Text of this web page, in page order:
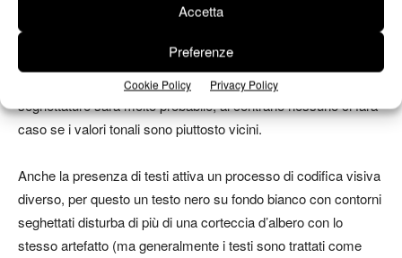
Accetta
Preferenze
Cookie Policy Privacy Policy
È una logica prosecuzione del punto precedente. Se i
microdettagli sono molto contrastati (ad esempio ciocche di
capelli neri su fondo bianco) la percezione di eventuali
seghettature sarà molto probabile, al contrario nessuno ci farà
caso se i valori tonali sono piuttosto vicini.
Anche la presenza di testi attiva un processo di codifica visiva
diverso, per questo un testo nero su fondo bianco con contorni
seghettati disturba di più di una corteccia d’albero con lo
stesso artefatto (ma generalmente i testi sono trattati come